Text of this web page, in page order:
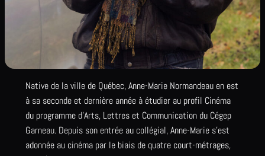
Native de la ville de Québec, Anne-Marie Normandeau en est
à sa seconde et dernière année à étudier au profil Cinéma
du programme d’Arts, Lettres et Communication du Cégep
Garneau. Depuis son entrée au collégial, Anne-Marie s’est
adonnée au cinéma par le biais de quatre court-métrages,